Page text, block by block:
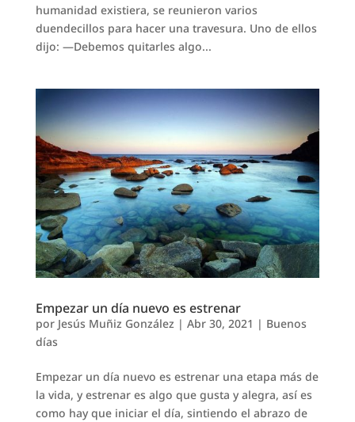
humanidad existiera, se reunieron varios
duendecillos para hacer una travesura. Uno de ellos
dijo: —Debemos quitarles algo...
Empezar un día nuevo es estrenar
por Jesús Muñiz González | Abr 30, 2021 | Buenos
días
Empezar un día nuevo es estrenar una etapa más de
la vida, y estrenar es algo que gusta y alegra, así es
como hay que iniciar el día, sintiendo el abrazo de